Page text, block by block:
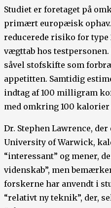
Studiet er foretaget på
primært europæisk ophav.
reducerede risiko for type
vægttab hos
såvel stofskifte som
appetitten. Samtidig
indtag af 100 milligram
med omkring 100
Dr. Stephen Lawrence,
University of Warwick,
“interessant” og mener,
videnskab”, men
forskerne har anvendt i
“relativt ny teknik”, der,